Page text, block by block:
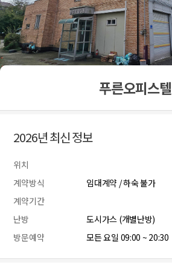
푸른오피스텔
2026년 최신 정보
위치
계약방식
임대계약 / 하숙 불가
계약기간
난방
도시가스 (개별난방)
방문예약
모든 요일 09:00 ~ 20:30